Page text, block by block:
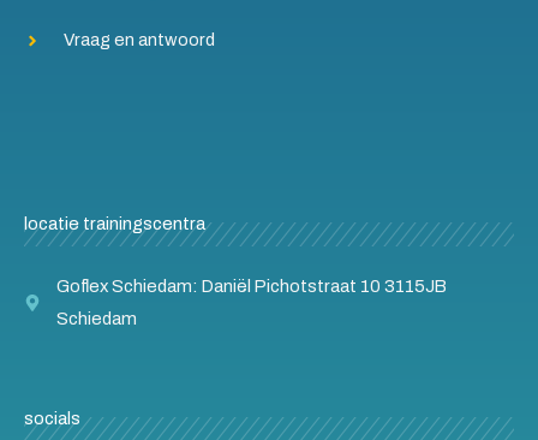
Vraag en antwoord
locatie trainingscentra
Goflex Schiedam: Daniël Pichotstraat 10 3115JB
Schiedam
socials